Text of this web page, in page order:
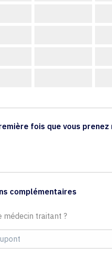
fois que vous
complémentaires
médecin traitant ?